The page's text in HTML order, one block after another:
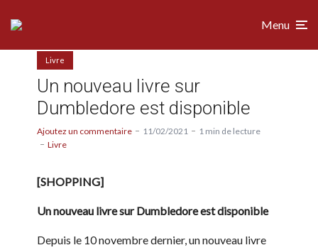
Menu
Livre
Un nouveau livre sur
Dumbledore est disponible
Ajoutez un commentaire 11/02/2021
1 min de lecture
Livre
[SHOPPING]
Un nouveau livre sur Dumbledore est disponible
Depuis le 10 novembre dernier, un nouveau livre